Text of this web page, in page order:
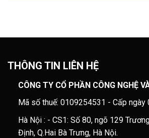
THÔNG TIN LIÊN HỆ
CÔNG TY CỔ PHẦN CÔNG NGHỆ
Mã số thuế: 0109254531 - Cấp
Hà Nội : - CS1: Số 80, ngõ 129
Định, Q.Hai Bà Trưng, Hà Nội.